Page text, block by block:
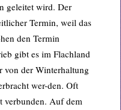
geleitet wird. Der
Termin, weil das
den Termin
gibt es im Flachland
von der Winterhaltung
wer-den. Oft
verbunden. Auf dem